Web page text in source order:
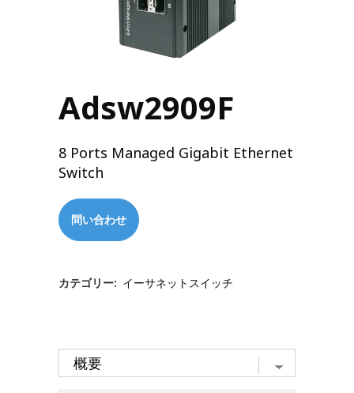
Adsw2909F
8 Ports Managed Gigabit Ethernet
Switch
問い合わせ
カテゴリー: イーサネットスイッチ